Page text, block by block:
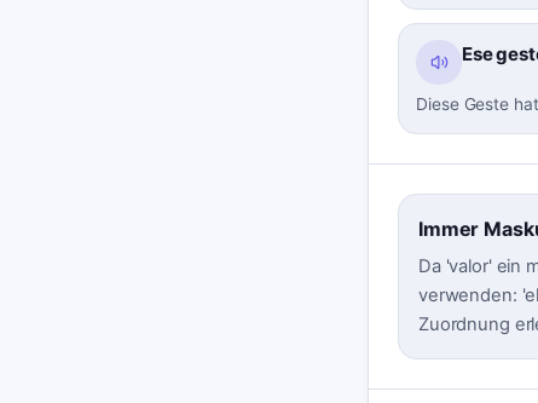
Ese
Diese Geste
Immer
Da 'valor' ein
verwenden:
Zuordnung